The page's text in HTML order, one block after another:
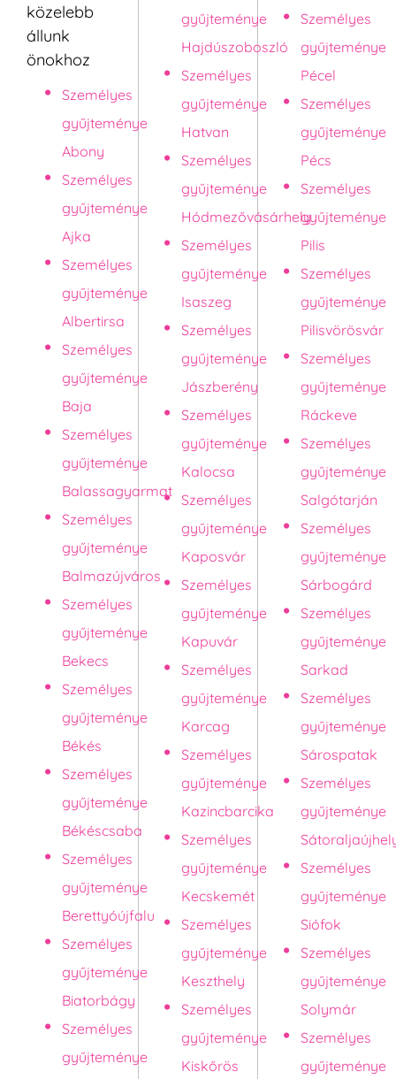
közelebb
állunk
önokhoz
Személyes
gyűjteménye
Abony
Személyes
gyűjteménye
Ajka
Személyes
gyűjteménye
Albertirsa
Személyes
gyűjteménye
Baja
Személyes
gyűjteménye
Balassagyarmat
Személyes
gyűjteménye
Balmazújváros
Személyes
gyűjteménye
Bekecs
Személyes
gyűjteménye
Békés
Személyes
gyűjteménye
Békéscsaba
Személyes
gyűjteménye
Berettyóújfalu
Személyes
gyűjteménye
Biatorbágy
Személyes
gyűjteménye
gyűjteménye
Hajdúszoboszló
Személyes
gyűjteménye
Hatvan
Személyes
gyűjteménye
Hódmezővásárhely
Személyes
gyűjteménye
Isaszeg
Személyes
gyűjteménye
Jászberény
Személyes
gyűjteménye
Kalocsa
Személyes
gyűjteménye
Kaposvár
Személyes
gyűjteménye
Kapuvár
Személyes
gyűjteménye
Karcag
Személyes
gyűjteménye
Kazincbarcika
Személyes
gyűjteménye
Kecskemét
Személyes
gyűjteménye
Keszthely
Személyes
gyűjteménye
Kiskőrös
Személyes
gyűjteménye
Pécel
Személyes
gyűjteménye
Pécs
Személyes
gyűjteménye
Pilis
Személyes
gyűjteménye
Pilisvörösvár
Személyes
gyűjteménye
Ráckeve
Személyes
gyűjteménye
Salgótarján
Személyes
gyűjteménye
Sárbogárd
Személyes
gyűjteménye
Sarkad
Személyes
gyűjteménye
Sárospatak
Személyes
gyűjteménye
Személyes
gyűjteménye
Siófok
Személyes
gyűjteménye
Solymár
Személyes
gyűjteménye